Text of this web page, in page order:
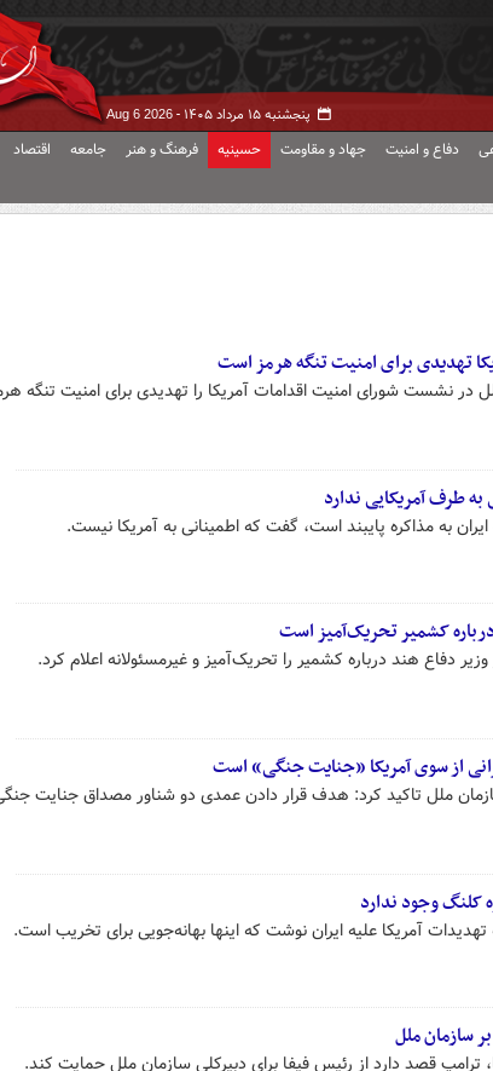
پنجشنبه ۱۵ مرداد ۱۴۰۵ - Aug 6 2026
دفاع و امنیت جهاد و مقاومت حسینیه فرهنگ و هنر جامعه اقتصاد
تهدیدی برای امنیت تنگه هرمز است
در نشست شورای امنیت اقدامات آمریکا را تهدیدی برای امنیت تنگه
طرف آمریکایی ندارد
ایران به مذاکره پایبند است، گفت که اطمینانی به آمریکا نیست.
کشمیر تحریک‌آمیز است
دفاع هند درباره کشمیر را تحریک‌آمیز و غیرمسئولانه اعلام کرد.
از سوی آمریکا «جنایت جنگی» است
ملل تاکید کرد: هدف قرار دادن عمدی دو شناور مصداق جنایت
کلنگ وجود ندارد
آمریکا علیه ایران نوشت که اینها بهانه‌جویی برای تخریب است.
سازمان ملل
ترامپ قصد دارد از رئیس فیفا برای دبیرکلی سازمان ملل حمایت کند.